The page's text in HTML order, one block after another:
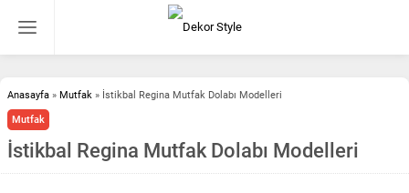
Anasayfa » Mutfak » İstikbal Regina Mutfak Dolabı Modelleri
Mutfak
İstikbal Regina Mutfak Dolabı Modelleri